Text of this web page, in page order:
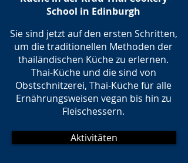
School in Edinburgh
Sie sind jetzt auf den ersten Schritten,
um die traditionellen Methoden der
thailändischen Küche zu erlernen.
Thai-Küche und die sind von
Obstschnitzerei, Thai-Küche für alle
Ernährungsweisen vegan bis hin zu
Fleischessern.
Aktivitäten